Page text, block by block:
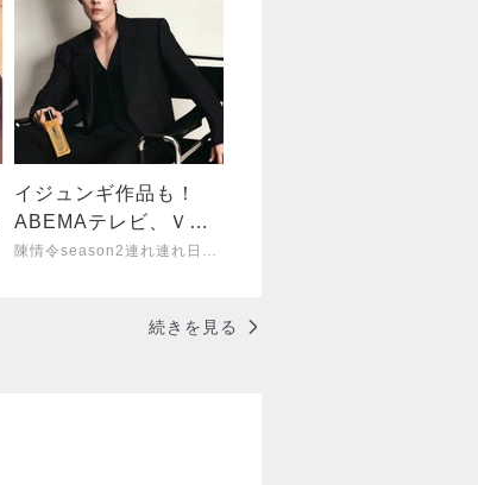
イジュンギ作品も！
ABEMAテレビ、Ｖの
ファランが十位以内 陳情令season2連れ連れ日記 シャオジャン
続きを見る